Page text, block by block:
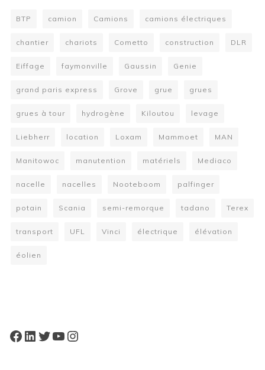
BTP camion Camions camions électriques
chantier chariots Cometto construction DLR
Eiffage faymonville Gaussin Genie
grand paris express Grove grue grues
grues à tour hydrogène Kiloutou levage
Liebherr location Loxam Mammoet MAN
Manitowoc manutention matériels Mediaco
nacelle nacelles Nooteboom palfinger
potain Scania semi-remorque tadano Terex
transport UFL Vinci électrique élévation
éolien
Facebook
LinkedIn
Twitter
YouTube
Instagram